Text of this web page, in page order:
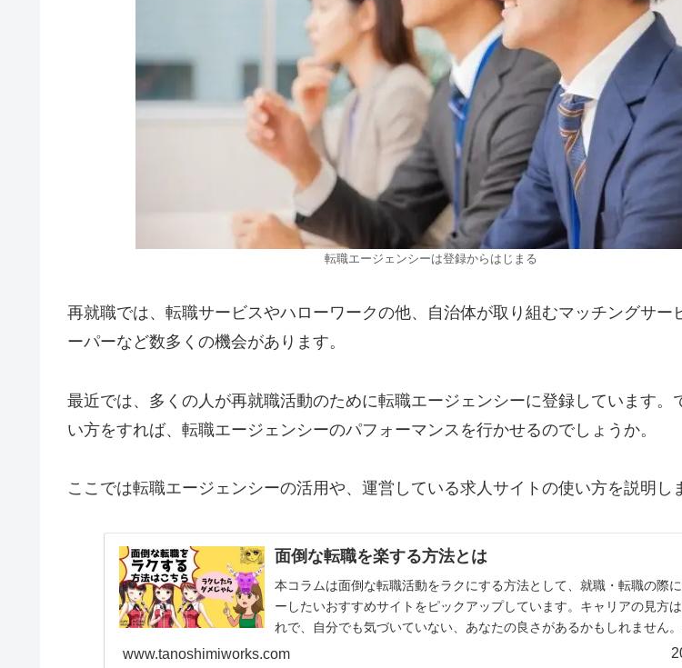
転職エージェンシーは登録からはじまる
再就職では、転職サービスやハローワークの他、自治体が取り組むマッチングサー
ーパーなど数多くの機会があります。
最近では、多くの人が再就職活動のために転職エージェンシーに登録しています。
い方をすれば、転職エージェンシーのパフォーマンスを行かせるのでしょうか。
ここでは転職エージェンシーの活用や、運営している求人サイトの使い方を説明し
面倒な転職を楽する方法とは
本コラムは面倒な転職活動をラクにする方法として、就職・転職の際
ーしたいおすすめサイトをピックアップしています。キャリアの見方
れで、自分でも気づいていない、あなたの良さがあるかもしれません
つけるの就職エージェントです。どうぞ、気になるサイトに登録して
www.tanoshimiworks.com